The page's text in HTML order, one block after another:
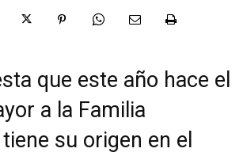
que este año hace el
a la Familia
su origen en el